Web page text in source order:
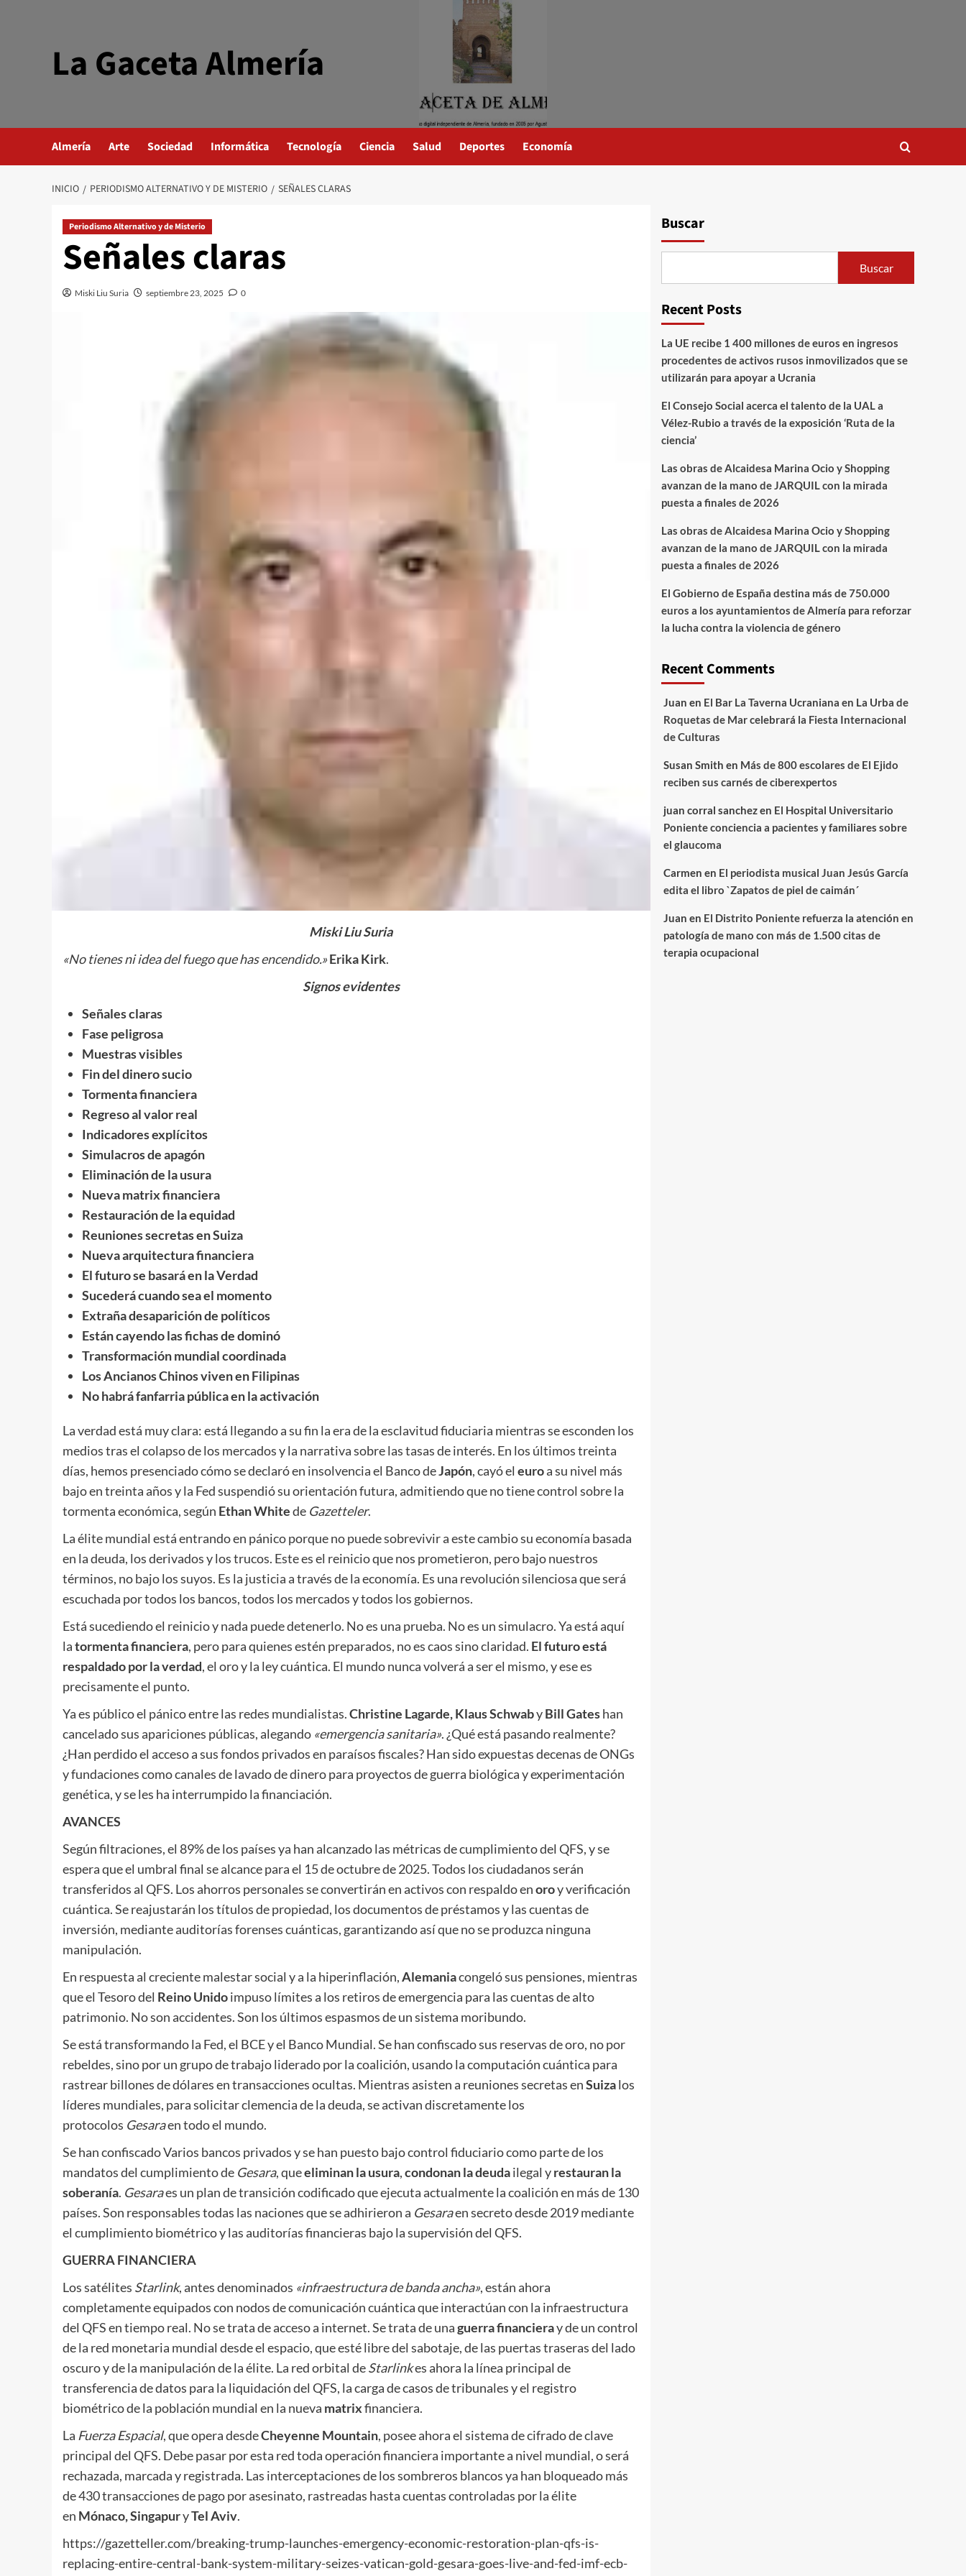
La Gaceta Almería
Almería Arte Sociedad Informática Tecnología Ciencia Salud Deportes Economía
INICIO PERIODISMO ALTERNATIVO Y DE MISTERIO SEÑALES CLARAS
Periodismo Alternativo y de Misterio
Señales claras
Miski Liu Suria septiembre 23, 2025 0
Miski Liu Suria
«No tienesniidea del fuego que has encendido.»Erika Kirk.
Signos evidentes
Señales claras
Fase peligrosa
Muestras visibles
Fin del dinero sucio
Tormenta financiera
Regreso al valor real
Indicadores explícitos
Simulacros de apagón
Eliminación de la usura
Nueva matrix financiera
Restauración de la equidad
Reuniones secretas en Suiza
Nueva arquitectura financiera
El futuro se basará en la Verdad
Sucederá cuando sea el momento
Extraña desaparición de políticos
Están cayendo las fichas de dominó
Transformación mundial coordinada
Los Ancianos Chinos viven en Filipinas
No habrá fanfarria pública en la activación
La verdad está muy clara: está llegando a su fin la era de la esclavitud fiduciaria mientras se esconden los
medios tras el colapso de los mercados y la narrativa sobre las tasas de interés. En los últimos treinta
días, hemos presenciado cómo se declaró en insolvencia el Banco deJapón, cayó el euroa su nivel más
bajo en treinta años y la Fed suspendió su orientación futura, admitiendo que no tiene control sobre la
tormenta económica, según Ethan Whitede Gazetteler.
La élite mundial está entrando en pánico porque no puede sobrevivir a este cambio su economía basada
en la deuda, los derivados y los trucos. Este es el reinicio que nos prometieron, pero bajo nuestros
términos, no bajo los suyos. Es la justicia a través de la economía. Es una revolución silenciosa que será
escuchada por todos los bancos, todos los mercados y todos los gobiernos.
Está sucediendo el reinicio y nada puede detenerlo. No es una prueba. No es un simulacro. Ya está aquí
latormenta financiera, pero para quienes estén preparados, no es caos sino claridad. El futuro está
respaldado por la verdad, el oro y la ley cuántica. El mundo nunca volverá a ser el mismo, y ese es
precisamente el punto.
Ya es público el pánico entre las redes mundialistas.Christine Lagarde, Klaus SchwabyBill Gateshan
cancelado sus apariciones públicas, alegando «emergencia sanitaria». ¿Qué está pasando realmente?
¿Han perdido el acceso a sus fondos privados en paraísos fiscales? Han sido expuestas decenas de ONGs
y fundaciones como canales de lavado de dinero para proyectos de guerra biológica y experimentación
genética, y se les ha interrumpido la financiación.
AVANCES
Según filtraciones, el 89% de los países ya han alcanzado las métricas de cumplimiento del QFS, y se
espera que el umbral final se alcance para el 15 de octubre de 2025. Todos los ciudadanos serán
transferidos al QFS. Los ahorros personales se convertirán en activos con respaldo enoroy verificación
cuántica. Se reajustarán los títulos de propiedad, los documentos de préstamos y las cuentas de
inversión, mediante auditorías forenses cuánticas, garantizando así que no se produzca ninguna
manipulación.
En respuesta al creciente malestar social y a la hiperinflación,Alemaniacongeló sus pensiones, mientras
que el Tesoro del Reino Unidoimpuso límites a los retiros de emergencia para las cuentas de alto
patrimonio. No son accidentes. Son los últimos espasmos de un sistema moribundo.
Se está transformando la Fed, el BCE y el Banco Mundial. Se han confiscado sus reservas de oro, no por
rebeldes, sino por un grupo de trabajo liderado por la coalición, usando la computación cuántica para
rastrear billones de dólares en transacciones ocultas. Mientras asisten a reuniones secretas enSuizalos
líderes mundiales, para solicitar clemencia de la deuda, se activan discretamente los
protocolos Gesaraen todo el mundo.
Se han confiscado Varios bancos privados y se han puesto bajo control fiduciario como parte de los
mandatos del cumplimiento de Gesara, queeliminan la usura,condonanla deudailegal yrestauran la
soberanía. Gesaraes un plan de transición codificado que ejecuta actualmente la coalición en más de 130
países. Son responsables todas las naciones que se adhirieron a Gesaraen secreto desde 2019 mediante
el cumplimiento biométrico y las auditorías financieras bajo la supervisión del QFS.
GUERRA FINANCIERA
Los satélites Starlink, antes denominados «infraestructura de banda ancha», están ahora
completamente equipados con nodos de comunicación cuántica que interactúan con la infraestructura
del QFS en tiempo real. No se trata de acceso a internet. Se trata de unaguerra financieray de un control
de la red monetaria mundial desde el espacio, que esté libre del sabotaje, de las puertas traseras del lado
oscuro y de la manipulación de la élite. La red orbital deStarlinkes ahora la línea principal de
transferencia de datos para la liquidación del QFS, la carga de casos de tribunales y el registro
biométrico de la población mundial en la nueva matrixfinanciera.
La Fuerza Espacial, que opera desdeCheyenne Mountain, posee ahora el sistema de cifrado de clave
principal del QFS. Debe pasar por esta red toda operación financiera importante a nivel mundial, o será
rechazada, marcada y registrada. Las interceptaciones de los sombreros blancos ya han bloqueado más
de 430 transacciones de pago por asesinato, rastreadas hasta cuentas controladas por la élite
en Mónaco, SingapuryTel Aviv.
https://gazetteller.com/breaking-trump-launches-emergency-economic-restoration-plan-qfs-is-
replacing-entire-central-bank-system-military-seizes-vatican-gold-gesara-goes-live-and-fed-imf-ecb-
Buscar
Buscar
Recent Posts
La UE recibe 1 400 millones de euros en ingresos
procedentes de activos rusos inmovilizados que se
utilizarán para apoyar a Ucrania
El Consejo Social acerca el talento de la UAL a
Vélez-Rubio a través de la exposición ‘Ruta de la
ciencia’
Las obras de Alcaidesa Marina Ocio y Shopping
avanzan de la mano de JARQUIL con la mirada
puesta a finales de 2026
Las obras de Alcaidesa Marina Ocio y Shopping
avanzan de la mano de JARQUIL con la mirada
puesta a finales de 2026
El Gobierno de España destina más de 750.000
euros a los ayuntamientos de Almería para reforzar
la lucha contra la violencia de género
Recent Comments
Juan en El Bar La Taverna Ucraniana en La Urba de
Roquetas de Mar celebrará la Fiesta Internacional
de Culturas
Susan Smith en Más de 800 escolares de El Ejido
reciben sus carnés de ciberexpertos
juan corral sanchezen El Hospital Universitario
Poniente conciencia a pacientes y familiares sobre
el glaucoma
Carmen en El periodista musical Juan Jesús García
edita el libro `Zapatos de piel de caimán´
Juan en El Distrito Poniente refuerza la atención en
patología de mano con más de 1.500 citas de
terapia ocupacional